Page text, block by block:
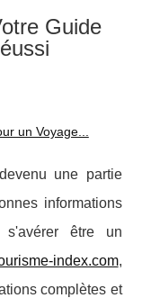
Guide
un Voyage...
une partie
informations
s'avérer être un
index.com,
complètes et